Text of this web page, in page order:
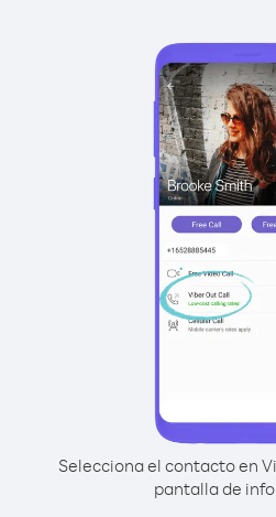
Selecciona el contacto en
pantalla de